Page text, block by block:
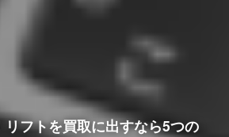
フトを買取に出すなら5つの